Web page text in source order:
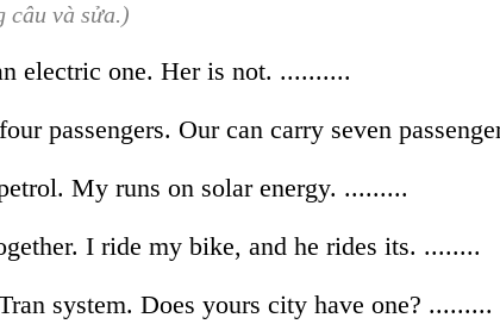
câu và sửa.)
electric one. Her is not. ..........
passengers. Our can carry seven
My runs on solar energy. .........
I ride my bike, and he rides its. ........
system. Does yours city have one? .........